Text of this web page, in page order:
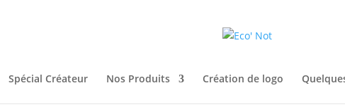
Spécial Créateur Nos Produits Création de logo